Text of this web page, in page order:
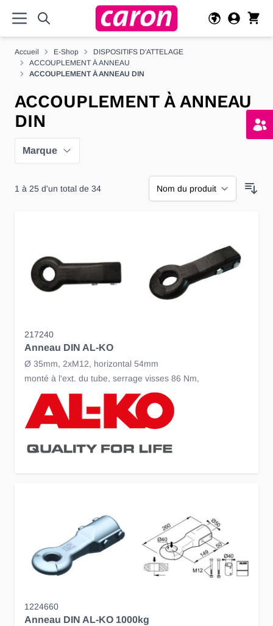
Accueil E-Shop
DISPOSITIFS D'ATTELAGE
ACCOUPLEMENT À ANNEAU
ACCOUPLEMENT À ANNEAU DIN
ACCOUPLEMENT À ANNEAU
DIN
Marque
1 à 25 d'un total de 34
217240
Anneau DIN AL-KO
Ø 35mm, 2xM12, horizontal 54mm
monté à l'ext. du tube, serrage visses 86 Nm,
1224660
Anneau DIN AL-KO 1000kg